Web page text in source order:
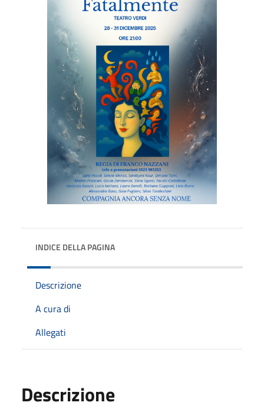
INDICE DELLA PAGINA
Descrizione
A cura di
Allegati
Descrizione